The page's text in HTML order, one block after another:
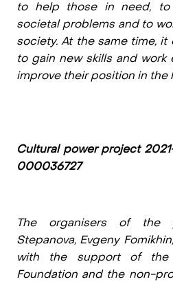
to help those in need,
societal problems and to
society. At the same time,
to gain new skills and work
improve their position in the
Сultural power project
000036727
The organisers of the
Stepanova, Evgeny
with the support of the
Foundation and the non-